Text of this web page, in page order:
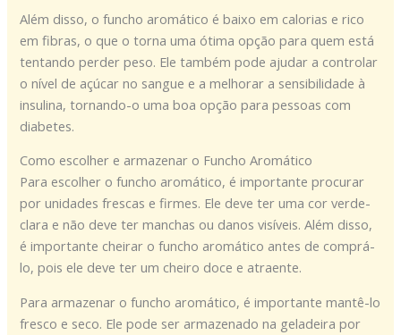
Além disso, o funcho aromático é baixo em calorias e rico
em fibras, o que o torna uma ótima opção para quem está
tentando perder peso. Ele também pode ajudar a controlar
o nível de açúcar no sangue e a melhorar a sensibilidade à
insulina, tornando-o uma boa opção para pessoas com
diabetes.
Como escolher e armazenar o Funcho Aromático
Para escolher o funcho aromático, é importante procurar
por unidades frescas e firmes. Ele deve ter uma cor verde-
clara e não deve ter manchas ou danos visíveis. Além disso,
é importante cheirar o funcho aromático antes de comprá-
lo, pois ele deve ter um cheiro doce e atraente.
Para armazenar o funcho aromático, é importante mantê-lo
fresco e seco. Ele pode ser armazenado na geladeira por